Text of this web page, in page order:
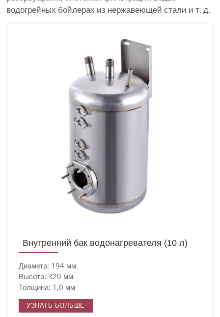
водогрейных бойлерах из нержавеющей стали и т. д.
Внутренний бак водонагревателя (10 л)
Диаметр: 194 мм
Высота: 320 мм
Толщина: 1,0 мм
УЗНАТЬ БОЛЬШЕ